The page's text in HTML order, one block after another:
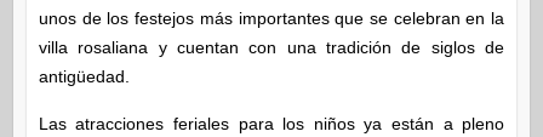
unos de los festejos más importantes que se celebran en la
villa rosaliana y cuentan con una tradición de siglos de
antigüedad.
Las atracciones feriales para los niños ya están a pleno